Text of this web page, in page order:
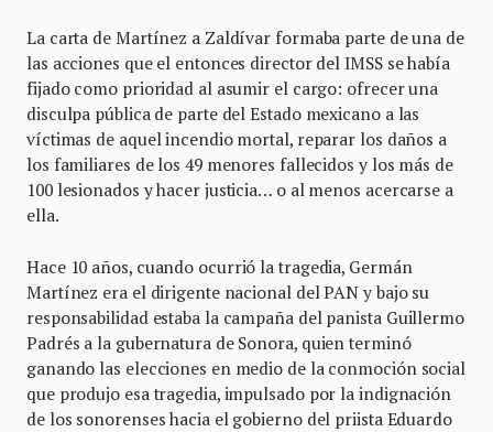
La carta de Martínez a Zaldívar formaba parte de una de
las acciones que el entonces director del IMSS se había
fijado como prioridad al asumir el cargo: ofrecer una
disculpa pública de parte del Estado mexicano a las
víctimas de aquel incendio mortal, reparar los daños a
los familiares de los 49 menores fallecidos y los más de
100 lesionados y hacer justicia… o al menos acercarse a
ella.
Hace 10 años, cuando ocurrió la tragedia, Germán
Martínez era el dirigente nacional del PAN y bajo su
responsabilidad estaba la campaña del panista Guillermo
Padrés a la gubernatura de Sonora, quien terminó
ganando las elecciones en medio de la conmoción social
que produjo esa tragedia, impulsado por la indignación
de los sonorenses hacia el gobierno del priista Eduardo